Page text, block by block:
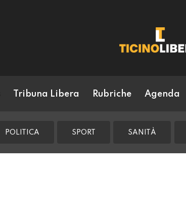
Tribuna Libera Rubriche Agenda
POLITICA SPORT SANITÀ